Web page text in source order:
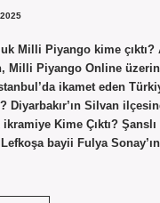
Milli Piyango kime
Milli Piyango Online
ikamet eden
Diyarbakır’ın Silvan
ikramiye Kime Çıktı?
bayii Fulya